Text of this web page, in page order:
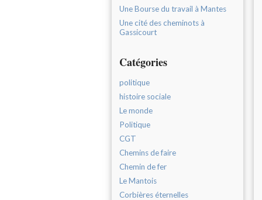
Une Bourse du travail à Mantes
Une cité des cheminots à
Gassicourt
Catégories
politique
histoire sociale
Le monde
Politique
CGT
Chemins de faire
Chemin de fer
Le Mantois
Corbières éternelles